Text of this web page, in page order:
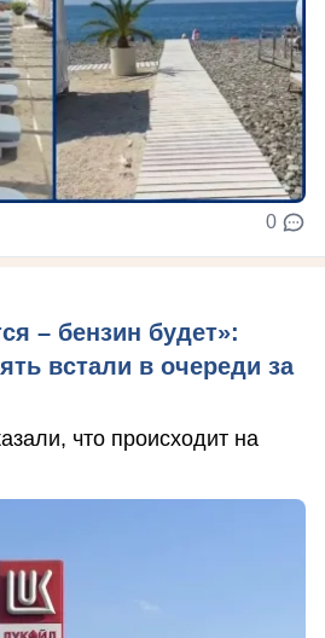
0
– бензин будет»:
встали в очереди за
что происходит на